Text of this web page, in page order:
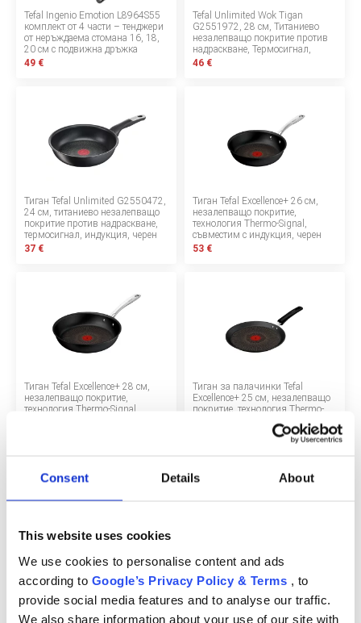
Consent Details About
This website uses cookies
We use cookies to personalise content and ads
according to Google’s Privacy Policy & Terms , to
provide social media features and to analyse our traffic.
We also share information about your use of our site with
МОНИТОРИ ЗА БЕБЕТА
ХРАНЕНЕ И РАЗНООБРАЗЯВАНЕ
КЪЩА И ПОЧИСТВАНЕ
ЛИЧНА ГРИЖА
Информация за компанията
БЛОГОВЕ
Правила за раздаване
Шоурум
Политика за поверителност
Tefal Ingenio Emotion L8964S55
комплект от 4 части – тенджери
от неръждаема стомана 16, 18,
20 см с подвижна дръжка
49 €
Tefal Unlimited Wok Tigan
G2551972, 28 см, Титаниево
незалепващо покритие против
надраскване, Термосигнал,
Индукция, Черен
46 €
Тиган Tefal Unlimited G2550472,
24 см, титаниево незалепващо
покритие против надраскване,
термосигнал, индукция, черен
37 €
Тиган Tefal Excellence+ 26 см,
незалепващо покритие,
технология Thermo-Signal,
съвместим с индукция, черен
53 €
Тиган Tefal Excellence+ 28 см,
незалепващо покритие,
технология Thermo-Signal,
Тиган за палачинки Tefal
Excellence+ 25 см, незалепващо
покритие, технология Thermo-
Signal, съвместим с индукция,
Аксесоар за белачка на
зеленчуци и плодове,
неръждаема стомана, въртящ се
нож, черен/червен
6 €
неръждаема стомана,
неплъзгащ се ръб, черно/
червено
10 €